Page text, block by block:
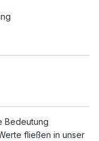
Bedeutung
fließen in unser